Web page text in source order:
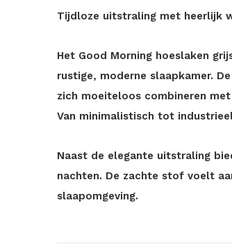
Tijdloze uitstraling met heerlijk
Het Good Morning hoeslaken
rustige, moderne slaapkamer.
zich moeiteloos combineren
Van minimalistisch tot
Naast de elegante uitstraling
nachten. De zachte stof voelt
slaapomgeving.